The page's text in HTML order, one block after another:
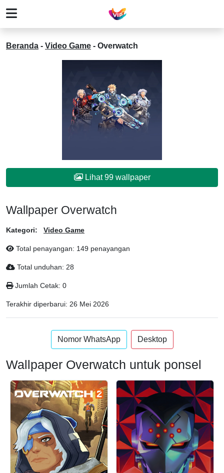
Beranda - Video Game - Overwatch
Lihat 99 wallpaper
Wallpaper Overwatch
Kategori: Video Game
Total penayangan: 149 penayangan
Total unduhan: 28
Jumlah Cetak: 0
Terakhir diperbarui: 26 Mei 2026
Nomor WhatsApp Desktop
Wallpaper Overwatch untuk ponsel